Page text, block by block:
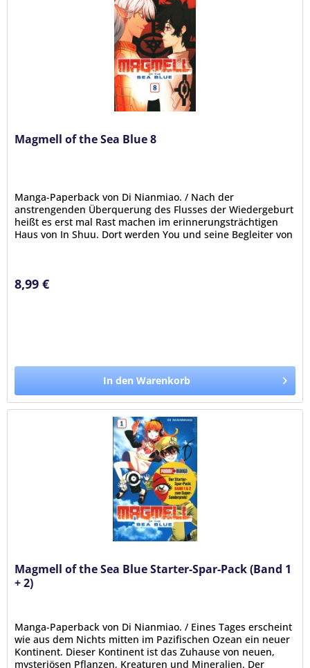
Magmell of the Sea Blue 8
Manga-Paperback von Di Nianmiao. / Nach der
anstrengenden Überquerung des Flusses der Wiedergeburt
heißt es erst mal Rast machen im erinnerungsträchtigen
Haus von In Shuu. Dort werden You und seine Begleiter von
8,99 €
In den Warenkorb
Magmell of the Sea Blue Starter-Spar-Pack (Band 1
+ 2)
Manga-Paperback von Di Nianmiao. / Eines Tages erscheint
wie aus dem Nichts mitten im Pazifischen Ozean ein neuer
Kontinent. Dieser Kontinent ist das Zuhause von neuen,
mysteriösen Pflanzen, Kreaturen und Mineralien. Der